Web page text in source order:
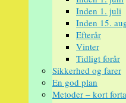
Inden 1. juli
Inden 15.
Efterår
Vinter
Tidligt forår
Sikkerhed og farer
En god plan
Metoder – kort